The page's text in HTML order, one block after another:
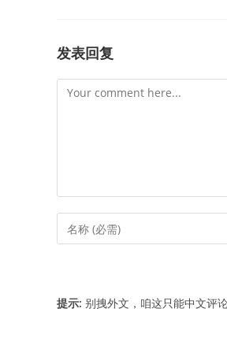
发表回复
Comment
Enter
your
username
提示: 别拽外文，咱这只能中文评